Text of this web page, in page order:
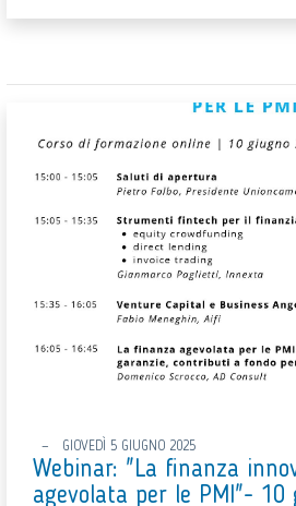
GIOVEDÌ 5 GIUGNO 2025
Webinar: "La finanza
agevolata per le PMI"- 10